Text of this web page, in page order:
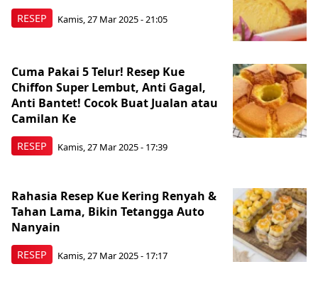
RESEP Kamis, 27 Mar 2025 - 21:05
RESEP
Cuma Pakai 5 Telur! Resep Kue
Chiffon Super Lembut, Anti Gagal,
Anti Bantet! Cocok Buat Jualan atau
Camilan Ke
Kamis, 27 Mar 2025 - 17:39
RESEP
Rahasia Resep Kue Kering Renyah &
Tahan Lama, Bikin Tetangga Auto
Nanyain
Kamis, 27 Mar 2025 - 17:17